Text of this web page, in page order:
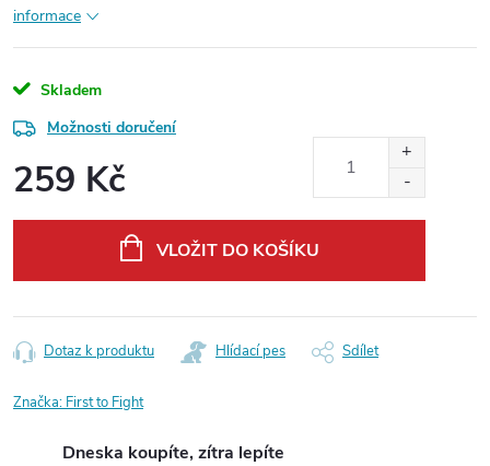
informace
Skladem
Možnosti doručení
259 Kč
VLOŽIT DO KOŠÍKU
Dotaz k produktu Hlídací pes Sdílet
Značka: First to Fight
Dneska koupíte, zítra lepíte